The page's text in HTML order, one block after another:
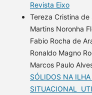
Revista Eixo
Tereza Cristina
Martins Noronha
Fabio Rocha de
Ronaldo Magno
Marcos Paulo
SÓLIDOS NA
SITUACIONAL